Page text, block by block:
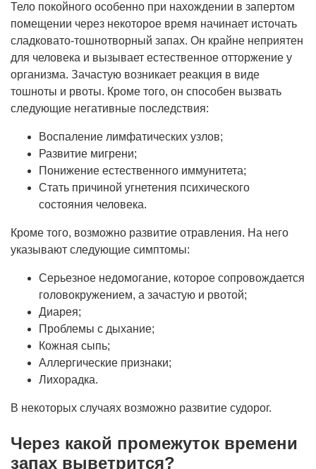
Тело покойного особенно при нахождении в запертом
помещении через некоторое время начинает источать
сладковато-тошнотворный запах. Он крайне неприятен
для человека и вызывает естественное отторжение у
организма. Зачастую возникает реакция в виде
тошноты и рвоты. Кроме того, он способен вызвать
следующие негативные последствия:
Воспаление лимфатических узлов;
Развитие мигрени;
Понижение естественного иммунитета;
Стать причиной угнетения психического
состояния человека.
Кроме того, возможно развитие отравления. На него
указывают следующие симптомы:
Серьезное недомогание, которое сопровождается
головокружением, а зачастую и рвотой;
Диарея;
Проблемы с дыхание;
Кожная сыпь;
Аллергические признаки;
Лихорадка.
В некоторых случаях возможно развитие судорог.
Через какой промежуток времени
запах выветрится?